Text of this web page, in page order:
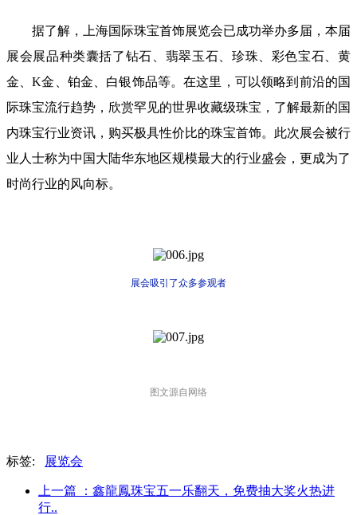
据了解，上海国际珠宝首饰展览会已成功举办多届，本届
展会展品种类囊括了钻石、翡翠玉石、珍珠、彩色宝石、黄
金、K金、铂金、白银饰品等。在这里，可以领略到前沿的国
际珠宝流行趋势，欣赏罕见的世界收藏级珠宝，了解最新的国
内珠宝行业资讯，购买极具性价比的珠宝首饰。此次展会被行
业人士称为中国大陆华东地区规模最大的行业盛会，更成为了
时尚行业的风向标。
展会吸引了众多参观者
图文源自网络
标签: 展览会
上一篇
：鑫龍鳳珠宝五一乐翻天，免费抽大奖火热进
行..